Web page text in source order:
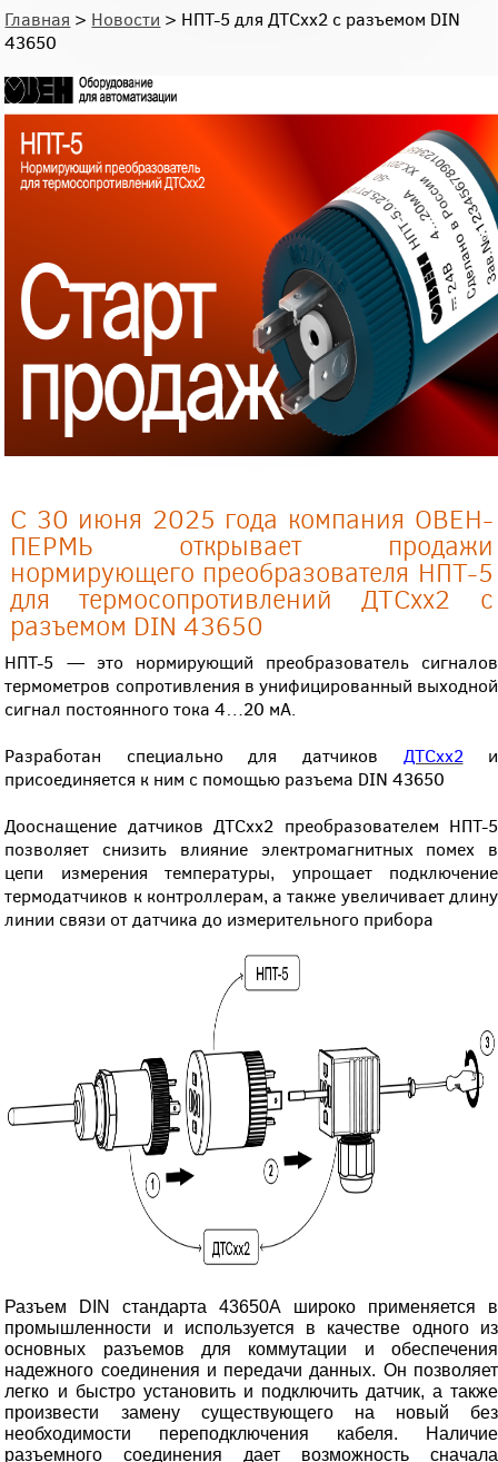
Главная > Новости > НПТ-5 для ДТСхх2 с разъемом DIN
43650
С 30 июня 2025 года компания ОВЕН-
ПЕРМЬ открывает продажи
нормирующего преобразователя НПТ-5
для термосопротивлений ДТСхх2 с
разъемом DIN 43650
НПТ-5 — это нормирующий преобразователь сигналов
термометров сопротивления в унифицированный выходной
сигнал постоянного тока 4…20 мА.
Разработан специально для датчиков ДТСхх2 и
присоединяется к ним с помощью разъема DIN 43650
Дооснащение датчиков ДТСхх2 преобразователем НПТ-5
позволяет снизить влияние электромагнитных помех в
цепи измерения температуры, упрощает подключение
термодатчиков к контроллерам, а также увеличивает длину
линии связи от датчика до измерительного прибора
Разъем DIN стандарта 43650А широко применяется в
промышленности и используется в качестве одного из
основных разъемов для коммутации и обеспечения
надежного соединения и передачи данных. Он позволяет
легко и быстро установить и подключить датчик, а также
произвести замену существующего на новый без
необходимости переподключения кабеля. Наличие
разъемного соединения дает возможность сначала